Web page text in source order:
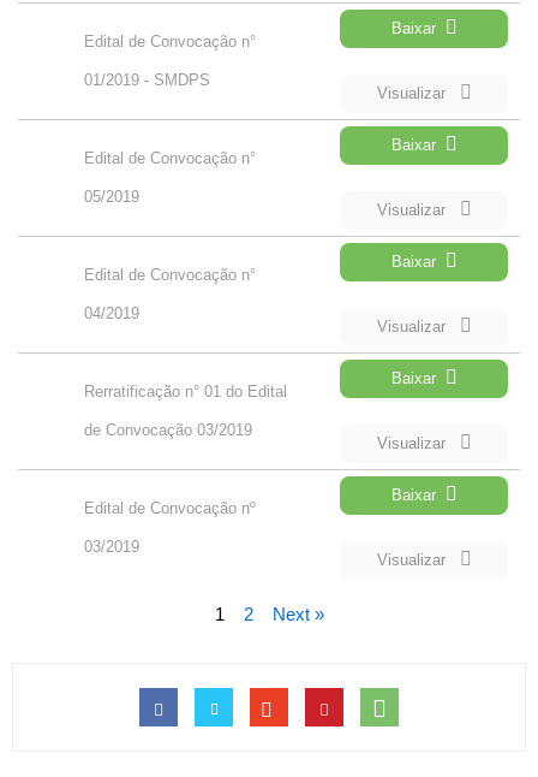
Edital de Convocação n°
01/2019 - SMDPS
Baixar
Visualizar
Edital de Convocação n°
05/2019
Baixar
Visualizar
Edital de Convocação n°
04/2019
Baixar
Visualizar
Rerratificação n° 01 do Edital
de Convocação 03/2019
Baixar
Visualizar
Edital de Convocação nº
03/2019
Baixar
Visualizar
1 2 Next »